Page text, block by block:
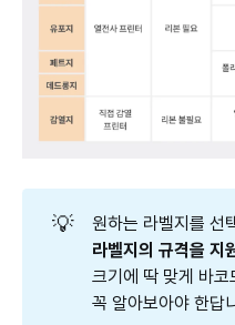
💡 원하는 라벨지를 선
라벨지의 규격을 지
크기에 딱 맞게 바
꼭 알아보아야 한답